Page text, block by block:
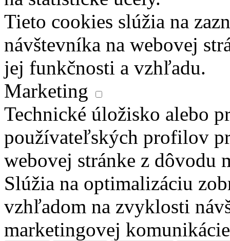
Tieto cookies slúžia na
návštevníka na webovej
jej funkčnosti a vzhľadu.
Marketing
Technické úložisko alebo
používateľských profilov
webovej stránke z dôvodu
Slúžia na optimalizáciu
vzhľadom na zvyklosti
marketingovej